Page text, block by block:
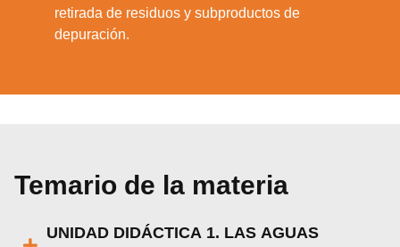
retirada de residuos y subproductos de
depuración.
Temario de la materia
UNIDAD DIDÁCTICA 1. LAS AGUAS